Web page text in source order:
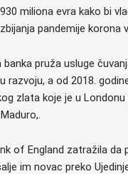
miliona evra kako bi
pandemije korona
pruža usluge
razvoju, a od 2018.
zlata koje je u
of England zatražila da
im novac preko